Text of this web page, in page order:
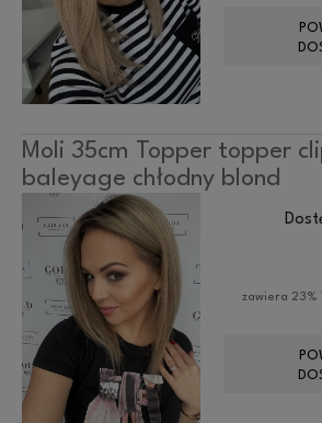
Moli 35cm Topper topper
baleyage chłodny blond
zawiera 23%